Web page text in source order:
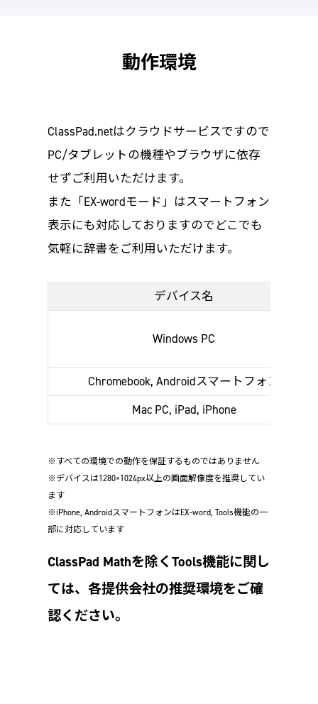
動作環境
ClassPad.netはクラウドサービスですので
PC/タブレットの機種やブラウザに依存
せずご利用いただけます。
また「EX-wordモード」はスマートフォン
表示にも対応しておりますのでどこでも
気軽に辞書をご利用いただけます。
デバイス名
Windows PC
Chromebook, Androidスマートフォン
Mac PC, iPad, iPhone
※すべての環境での動作を保証するものではありません
※デバイスは1280×1024px以上の画面解像度を推奨してい
ます
※iPhone, AndroidスマートフォンはEX-word, Tools機能の一
部に対応しています
ClassPad Mathを除くTools機能に関し
ては、各提供会社の推奨環境をご確
認ください。